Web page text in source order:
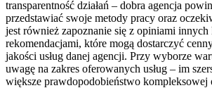
transparentność działań – dobra agencja
przedstawiać swoje metody pracy oraz
jest również zapoznanie się z opiniami
rekomendacjami, które mogą dostarczyć
jakości usług danej agencji. Przy wyborze
uwagę na zakres oferowanych usług – im
większe prawdopodobieństwo kompleksowej